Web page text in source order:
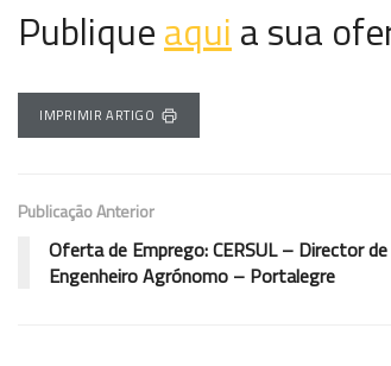
Publiqueaqui a sua
IMPRIMIR ARTIGO
Publicação Anterior
Oferta de Emprego: CERSUL – Director
Engenheiro Agrónomo – Portalegre